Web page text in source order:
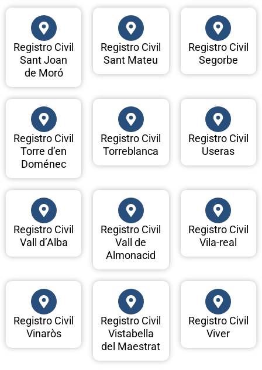
Registro Civil
Sant Joan
de Moró
Registro Civil
Sant Mateu
Registro Civil
Segorbe
Registro Civil
Torre d’en
Doménec
Registro Civil
Torreblanca
Registro Civil
Useras
Registro Civil
Vall d’Alba
Registro Civil
Vall de
Almonacid
Registro Civil
Vila-real
Registro Civil
Vinaròs
Registro Civil
Vistabella
del Maestrat
Registro Civil
Viver